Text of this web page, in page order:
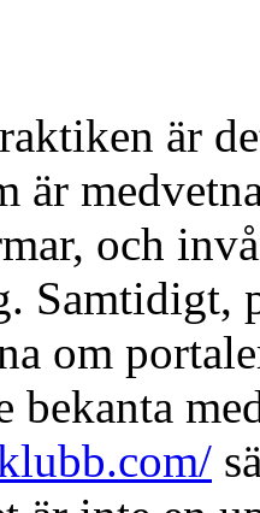
är
är
och
Samtidigt,
om
bekanta